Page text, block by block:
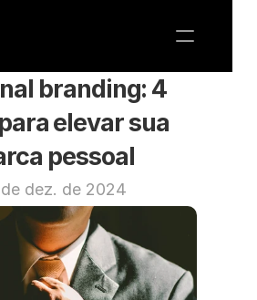
branding: 4
elevar sua
pessoal
de dez. de 2024